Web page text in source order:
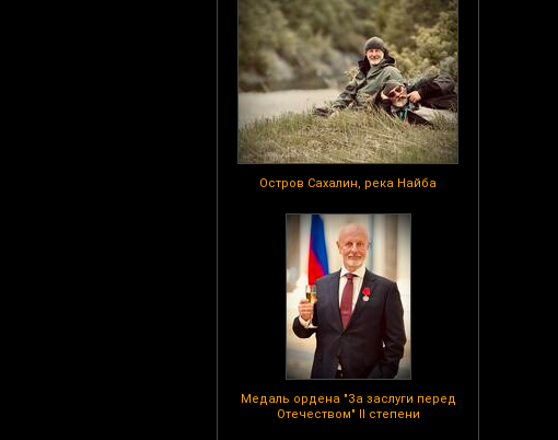
Остров Сахалин, река Найба
Медаль ордена "За заслуги перед
Отечеством" II степени